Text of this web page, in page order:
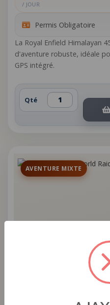
/ JOUR
Permis Obligatoire
La Royal Enfield Himalayan
d'aventure robuste, idéale
GPS intégré.
Qté
AVENTURE MIXTE
AVENTURE